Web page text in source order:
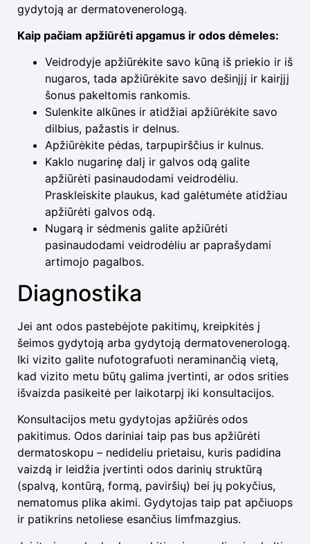
gydytoją ar dermatovenerologą.
Kaip pačiam apžiūrėti apgamus ir odos dėmeles:
Veidrodyje apžiūrėkite savo kūną iš priekio ir iš
nugaros, tada apžiūrėkite savo dešinįjį ir kairįjį
šonus pakeltomis rankomis.
Sulenkite alkūnes ir atidžiai apžiūrėkite savo
dilbius, pažastis ir delnus.
Apžiūrėkite pėdas, tarpupirščius ir kulnus.
Kaklo nugarinę dalį ir galvos odą galite
apžiūrėti pasinaudodami veidrodėliu.
Praskleiskite plaukus, kad galėtumėte atidžiau
apžiūrėti galvos odą.
Nugarą ir sėdmenis galite apžiūrėti
pasinaudodami veidrodėliu ar paprašydami
artimojo pagalbos.
Diagnostika
Jei ant odos pastebėjote pakitimų, kreipkitės į
šeimos gydytoją arba gydytoją dermatovenerologą.
Iki vizito galite nufotografuoti neraminančią vietą,
kad vizito metu būtų galima įvertinti, ar odos srities
išvaizda pasikeitė per laikotarpį iki konsultacijos.
Konsultacijos metu gydytojas apžiūrės odos
pakitimus. Odos dariniai taip pas bus apžiūrėti
dermatoskopu – nedideliu prietaisu, kuris padidina
vaizdą ir leidžia įvertinti odos darinių struktūrą
(spalvą, kontūrą, formą, paviršių) bei jų pokyčius,
nematomus plika akimi. Gydytojas taip pat apčiuops
ir patikrins netoliese esančius limfmazgius.